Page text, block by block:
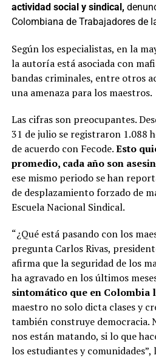
actividad social y sindical,
Colombiana de Trabajadores de
Según los especialistas, en la
la autoría está asociada con
bandas criminales, entre otros
una amenaza para los maestros.
Las cifras son preocupantes.
31 de julio se registraron 1.088
de acuerdo con Fecode.Esto
promedio, cada año son
ese mismo periodo se han
de desplazamiento forzado de
Escuela Nacional Sindical.
“¿Qué está pasando con los
pregunta Carlos Rivas,
afirma que la seguridad de los
ha agravado en los últimos
sintomático que en Colombia
maestro no solo dicta clases y
también construye democracia.
nos están matando, si lo que
los estudiantes y comunidades”,